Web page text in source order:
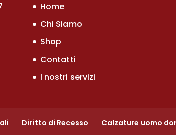
Home
Chi Siamo
Shop
Contatti
I nostri servizi
Diritto di Recesso Calzature uomo